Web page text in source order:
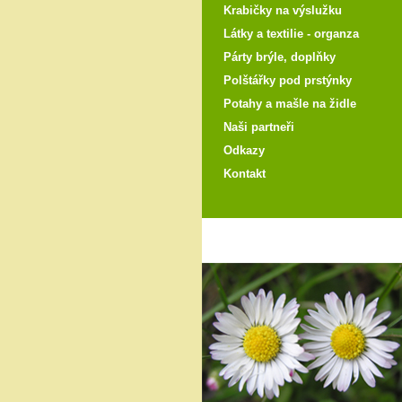
Krabičky na výslužku
Látky a textilie - organza
Párty brýle, doplňky
Polštářky pod prstýnky
Potahy a mašle na židle
Naši partneři
Odkazy
Kontakt